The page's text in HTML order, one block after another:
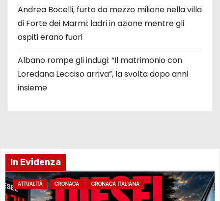
Andrea Bocelli, furto da mezzo milione nella villa
di Forte dei Marmi: ladri in azione mentre gli
ospiti erano fuori
Albano rompe gli indugi: “Il matrimonio con
Loredana Lecciso arriva”, la svolta dopo anni
insieme
In Evidenza
ATTUALITÀ CRONACA CRONACA ITALIANA